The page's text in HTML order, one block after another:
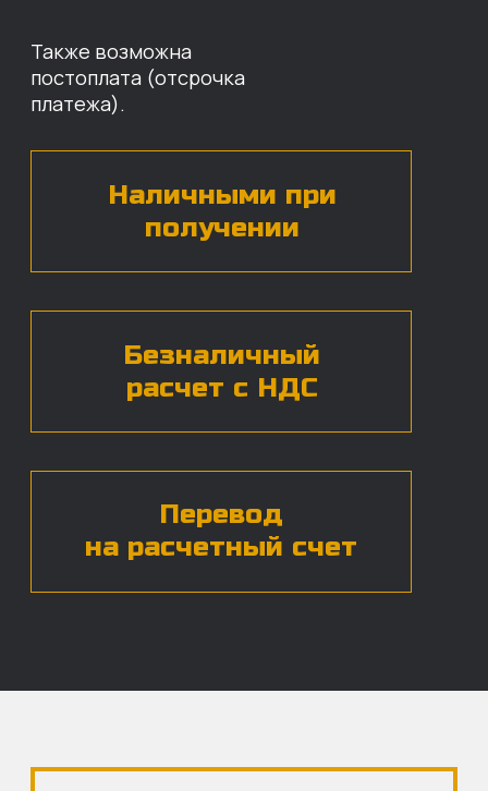
назовут цены и проконсультируют
по нужным деталям.
БЕСПЛАТНАЯ КОНСУЛЬТАЦИЯ
ЧАСТЫЕ ВОПРОСЫ